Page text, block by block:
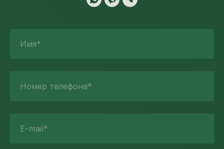
Имя*
Номер телефона*
E-mail*